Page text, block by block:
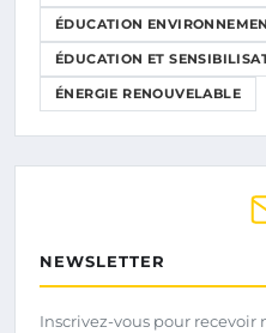
ÉDUCATION
ÉDUCATION ET
ÉNERGIE RENOUVELABLE
NEWSLETTER
Inscrivez-vous pour recevoir